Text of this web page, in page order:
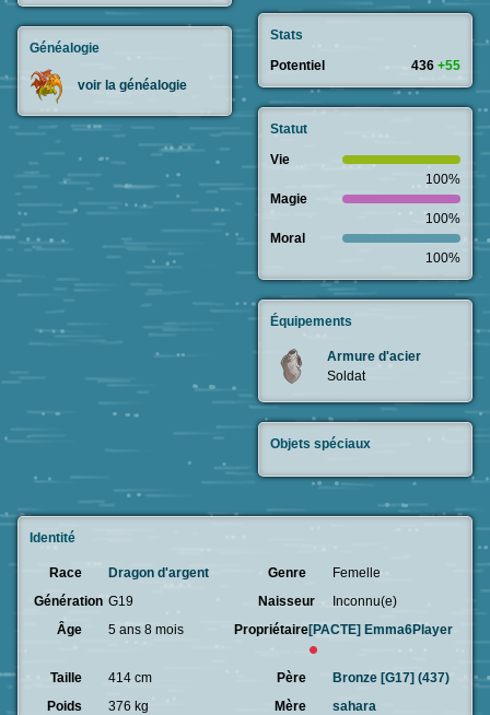
Généalogie
voir la généalogie
Identité
Race Dragon d'argent Genre
Femelle
Génération G19 Naisseur
Inconnu(e)
Âge
5 ans 8 mois Propriétaire[PACTE] Emma6Player
Taille 414 cm Père
Bronze [G17] (437)
Poids
376 kg Mère
sahara
Stats
Potentiel
436 +55
Statut
Vie
100%
Magie
100%
Moral
100%
Équipements
Armure d'acier
Soldat
Objets spéciaux